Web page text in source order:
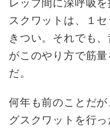
スクワットは、１
きつい。それでも
がこのやり方で筋
だ。
何年も前のことだ
グスクワットを行